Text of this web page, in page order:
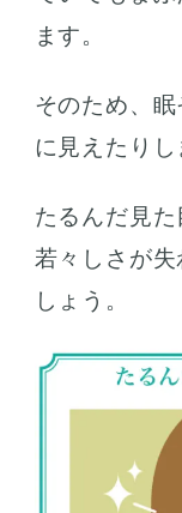
ます。
そのため、
に見えたりし
たるんだ見た
若々しさが
しょう。